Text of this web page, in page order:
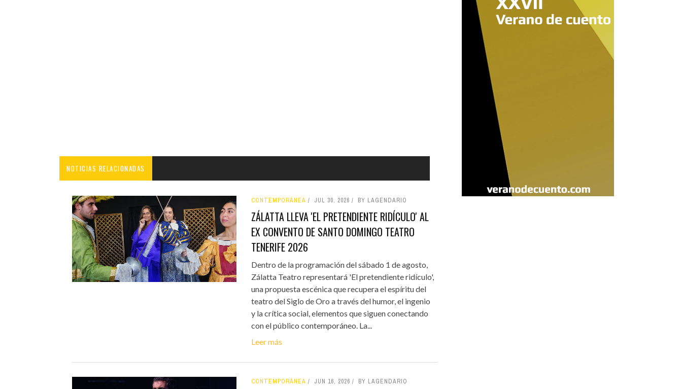
NOTICIAS RELACIONADAS
CONTEMPORÁNEA JUL 30, 2026 BY LAGENDARIO
ZÁLATTA LLEVA 'EL PRETENDIENTE RIDÍCULO' AL
EX CONVENTO DE SANTO DOMINGO TEATRO
TENERIFE 2026
Dentro de la programación del sábado 1 de agosto,
Zálatta Teatro representará 'El pretendiente ridículo',
una propuesta escénica que recupera el espíritu del
teatro del Siglo de Oro a través del humor, el ingenio
y la crítica social, elementos que siguen conectando
con el público contemporáneo. La...
Leer más
CONTEMPORÁNEA JUN 16, 2026 BY LAGENDARIO